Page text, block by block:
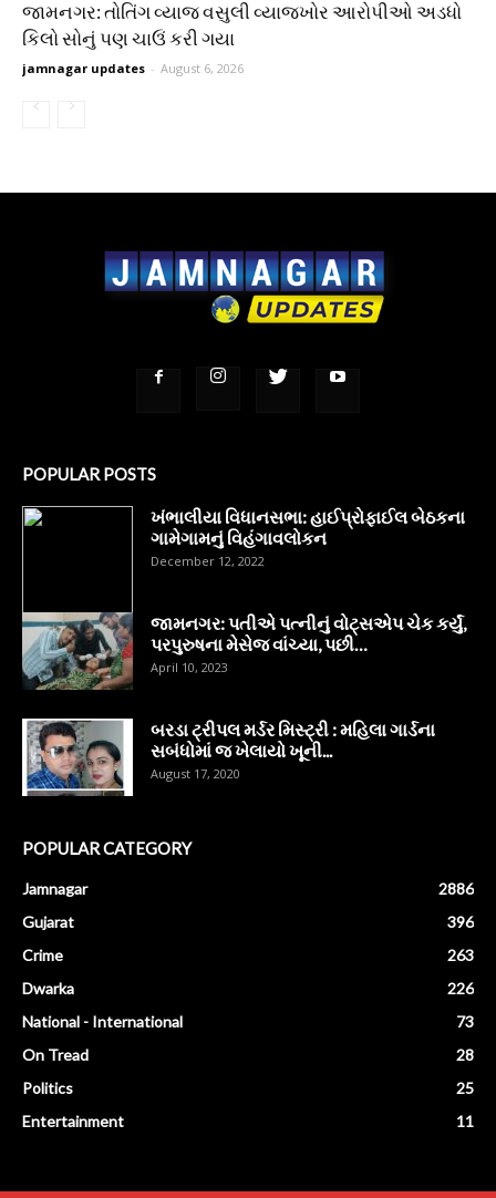
જામનગર: તોતિંગ વ્યાજ વસુલી વ્યાજખોર આરોપીઓ અડધો
કિલો સોનું પણ ચાઉં કરી ગયા
jamnagar updates - August 6, 2026
POPULAR POSTS
ખંભાલીયા વિધાનસભા: હાઈપ્રોફાઈલ બેઠકના
ગામેગામનું વિહંગાવલોકન
December 12, 2022
જામનગર: પતીએ પત્નીનું વોટ્સએપ ચેક કર્યું,
પરપુરુષના મેસેજ વાંચ્યા, પછી…
April 10, 2023
બરડા ટ્રીપલ મર્ડર મિસ્ટ્રી : મહિલા ગાર્ડના
સબંધોમાં જ ખેલાયો ખૂની...
August 17, 2020
POPULAR CATEGORY
Jamnagar
2886
Gujarat
396
Crime
263
Dwarka
226
National - International
73
On Tread
28
Politics
25
Entertainment
11